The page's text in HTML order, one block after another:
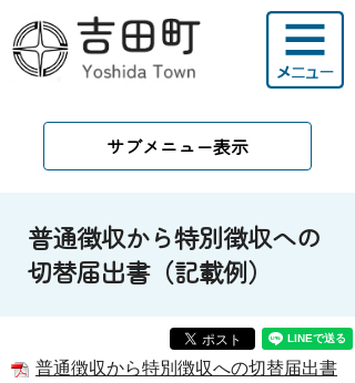
サブメニュー表示
普通徴収から特別徴収への
切替届出書（記載例）
普通徴収から特別徴収への切替届出書